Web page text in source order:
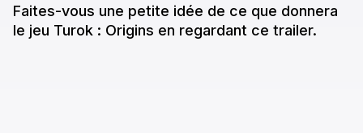
Faites-vous une petite idée de ce que donnera
le jeu Turok : Origins en regardant ce trailer.